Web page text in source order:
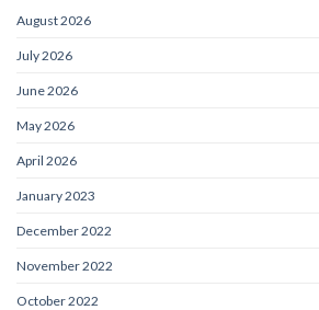
August 2026
July 2026
June 2026
May 2026
April 2026
January 2023
December 2022
November 2022
October 2022